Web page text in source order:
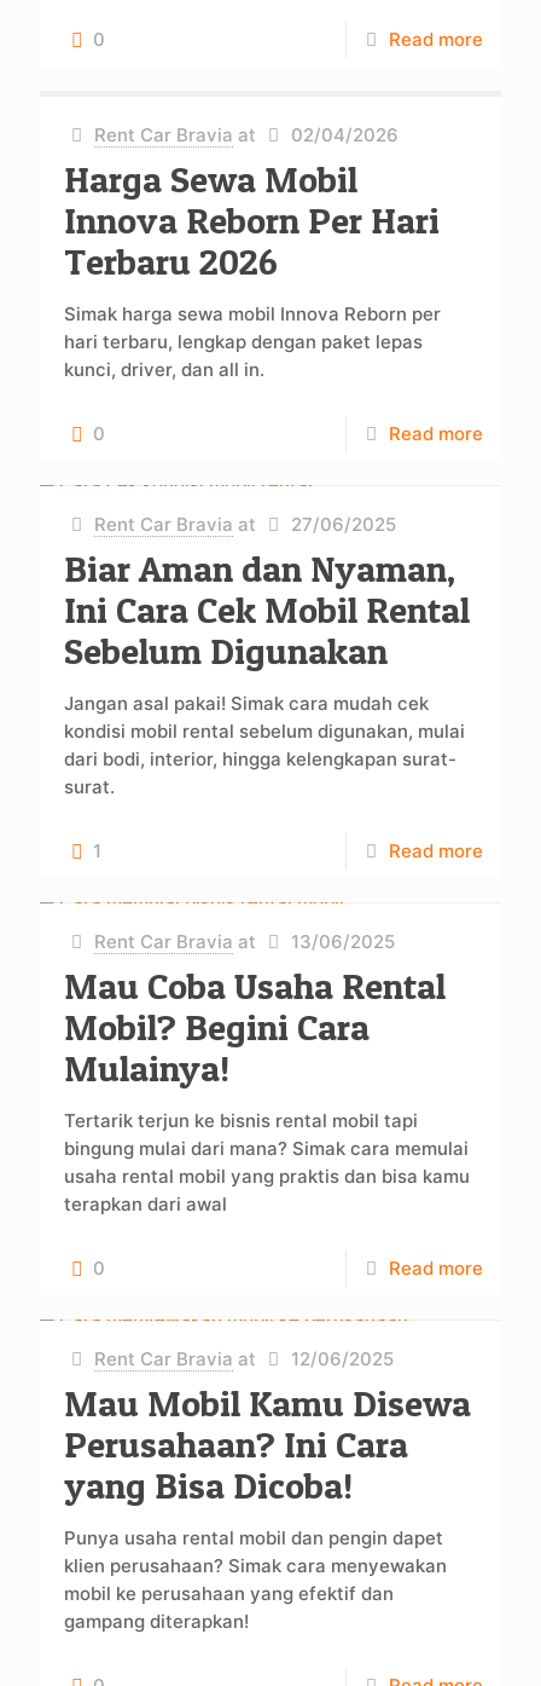
0 Read more
Rent Car Bravia at 02/04/2026
Harga Sewa Mobil
Innova Reborn Per Hari
Terbaru 2026
Simak harga sewa mobil Innova Reborn per
hari terbaru, lengkap dengan paket lepas
kunci, driver, dan all in.
0 Read more
Rent Car Bravia at 27/06/2025
Biar Aman dan Nyaman,
Ini Cara Cek Mobil Rental
Sebelum Digunakan
Jangan asal pakai! Simak cara mudah cek
kondisi mobil rental sebelum digunakan, mulai
dari bodi, interior, hingga kelengkapan surat-
surat.
1 Read more
Rent Car Bravia at 13/06/2025
Mau Coba Usaha Rental
Mobil? Begini Cara
Mulainya!
Tertarik terjun ke bisnis rental mobil tapi
bingung mulai dari mana? Simak cara memulai
usaha rental mobil yang praktis dan bisa kamu
terapkan dari awal
0 Read more
Rent Car Bravia at 12/06/2025
Mau Mobil Kamu Disewa
Perusahaan? Ini Cara
yang Bisa Dicoba!
Punya usaha rental mobil dan pengin dapet
klien perusahaan? Simak cara menyewakan
mobil ke perusahaan yang efektif dan
gampang diterapkan!